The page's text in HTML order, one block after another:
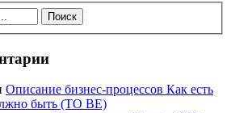
Описание бизнес-процессов Как есть
быть (TO BE)